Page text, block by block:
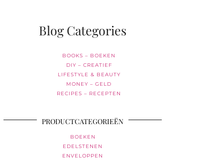
Blog Categories
BOOKS – BOEKEN
DIY – CREATIEF
LIFESTYLE & BEAUTY
MONEY – GELD
RECIPES – RECEPTEN
PRODUCTCATEGORIEËN
BOEKEN
EDELSTENEN
ENVELOPPEN